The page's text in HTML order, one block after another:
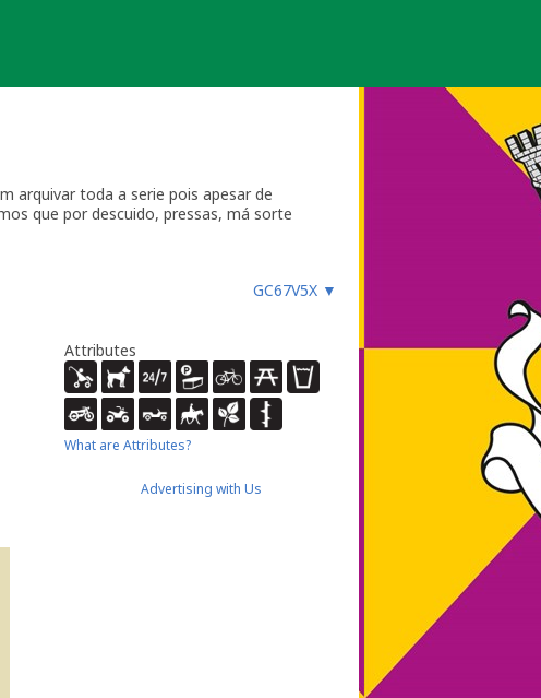
arquivar toda a serie pois apesar de
que por descuido, pressas, má sorte
GC67V5X ▼
Attributes
What are Attributes?
Advertising with Us